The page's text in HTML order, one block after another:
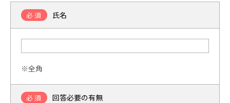
必須 氏名
※全角
必須 回答必要の有無